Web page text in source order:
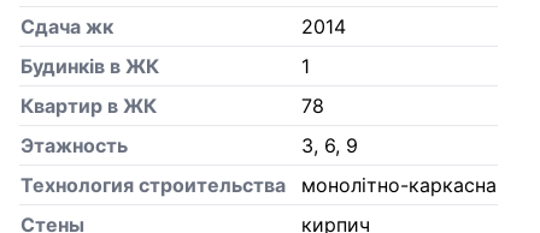
Сдача жк
2014
Будинків в ЖК
1
Квартир в ЖК
78
Этажность
3, 6, 9
Технология строительства
монолітно-каркасна
Стены
кирпич